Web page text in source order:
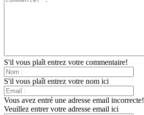
S'il vous plaît entrez votre commentaire!
S'il vous plaît entrez votre nom ici
Vous avez entré une adresse email incorrecte!
Veuillez entrer votre adresse email ici